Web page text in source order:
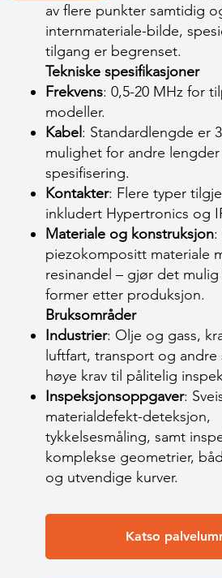
av flere punkter samtidig
internmateriale-bilde,
tilgang er begrenset.
Tekniske spesifikasjoner
Frekvens: 0,5-20 MHz for
modeller.
Kabel : Standardlengde er
mulighet for andre lengder
spesifisering.
Kontakter: Flere typer
inkludert Hypertronics og
Materiale og konstruksjon:
piezokompositt materiale
resinandel – gjør det mulig
former etter produksjon.
Bruksområder
Industrier: Olje og gass,
luftfart, transport og
høye krav til pålitelig
Inspeksjonsoppgaver:
materialdefekt-deteksjon,
tykkelsesmåling, samt
komplekse geometrier,
og utvendige kurver.
Katso